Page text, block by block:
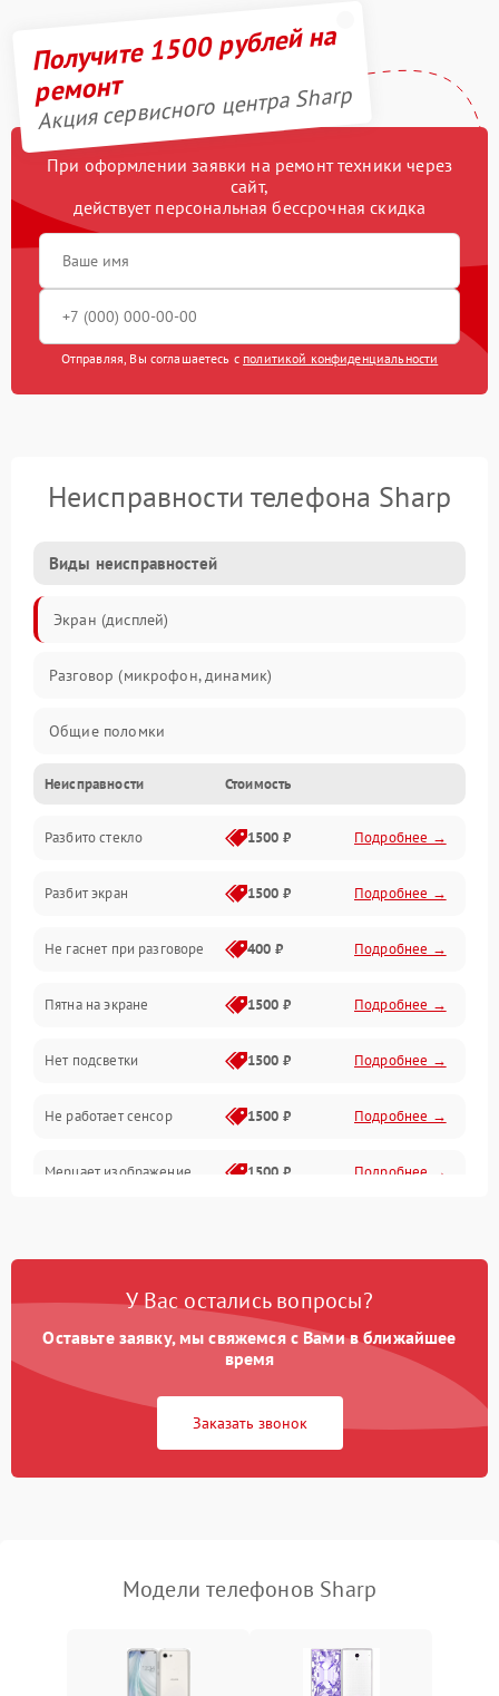
Получите 1500 рублей на
ремонт
Акция сервисного центра Sharp
При оформлении заявки на ремонт техники через
сайт,
действует персональная бессрочная скидка
Отправляя, Вы соглашаетесь с политикой конфиденциальности
Неисправности телефона Sharp
Виды неисправностей
Экран (дисплей)
Разговор (микрофон, динамик)
Общие поломки
Проблемы связи
Камеры
Проблемы с дисплеем и сенсором
Зарядка
Проблемы с питанием, зарядкой и аккумулятором
Проблемы с работой системы, корпусом и другие
Неисправности Стоимость
Разбито стекло 1500 ₽ Подробнее →
Разбит экран 1500 ₽ Подробнее →
Не гаснет при разговоре 400 ₽ Подробнее →
Пятна на экране 1500 ₽ Подробнее →
Нет подсветки 1500 ₽ Подробнее →
Не работает сенсор 1500 ₽ Подробнее →
Мерцает изображение 1500 ₽ Подробнее →
У Вас остались вопросы?
Оставьте заявку, мы свяжемся с Вами в ближайшее
время
Заказать звонок
Модели телефонов Sharp